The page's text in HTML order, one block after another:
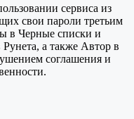
сервиса из
свои пароли третьим
в Черные списки и
а также Автор в
соглашения и